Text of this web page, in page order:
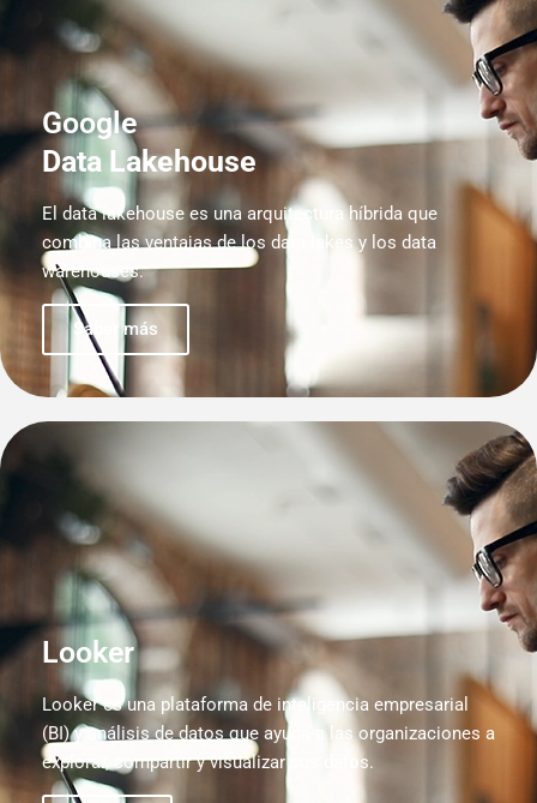
Google
Data Lakehouse
El data lakehouse es una arquitectura híbrida que
combina las ventajas de los data lakes y los data
warehouses.
Saber más
Looker
Looker es una plataforma de inteligencia empresarial
(BI) y análisis de datos que ayuda a las organizaciones a
explorar, compartir y visualizar sus datos.